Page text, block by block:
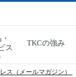
ス
TKCの強み
ス（メールマガジン）